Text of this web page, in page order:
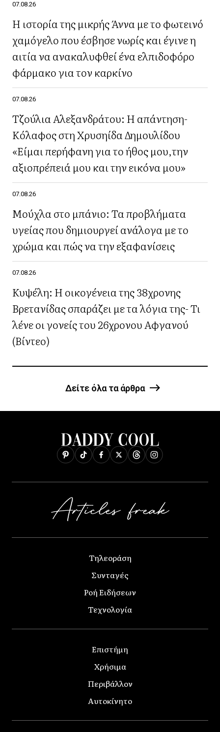
07.08.26
Η ιστορία της μικρής Άννα με το φωτεινό
χαμόγελο που έσβησε νωρίς και έγινε η
αιτία να ανακαλυφθεί ένα ελπιδοφόρο
φάρμακο για τον καρκίνο
07.08.26
Τζούλια Αλεξανδράτου: Η απάντηση-
Κόλαφος στη Χρυσηίδα Δημουλίδου
«Είμαι περήφανη για το ήθος μου,την
αξιοπρέπειά μου και την εικόνα μου»
07.08.26
Μούχλα στο μπάνιο: Τα προβλήματα
υγείας που δημιουργεί ανάλογα με το
χρώμα και πώς να την εξαφανίσεις
07.08.26
Κυψέλη: Η οικογένεια της 38χρονης
Βρετανίδας σπαράζει με τα λόγια της- Τι
λένε οι γονείς του 26χρονου Αφγανού
(Βίντεο)
Δείτε όλα τα άρθρα
Τηλεοράση
Συνταγές
Ροή Ειδήσεων
Τεχνολογία
Επιστήμη
Χρήσιμα
Περιβάλλον
Αυτοκίνητο